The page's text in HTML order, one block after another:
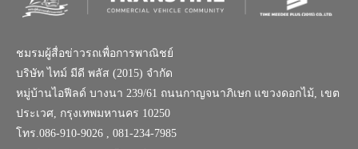
ชมรมผู้สื่อข่าวรถเพื่อการพาณิชย์
บริษัท ไทม์ มีดี พลัส (2015) จำกัด
หมู่บ้านไอฟีลด์ บางนา 239/61 ถนนกาญจนาภิเษก แขวงดอกไม้, เขต
ประเวศ, กรุงเทพมหานคร 10250
โทร.086-910-9026 , 081-234-7985